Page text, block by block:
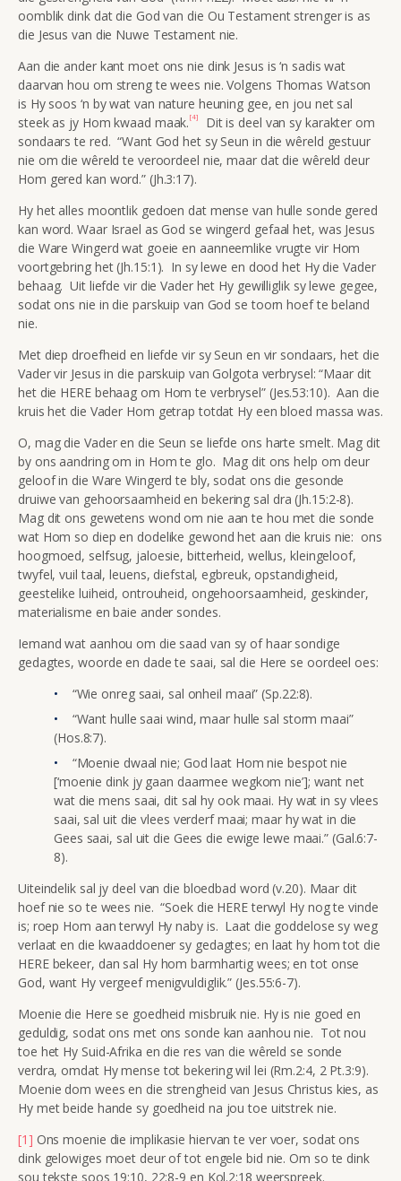
oomblik dink dat die God van die Ou Testament strenger is as
die Jesus van die Nuwe Testament nie.
Aan die ander kant moet ons nie dink Jesus is ‘n sadis wat
daarvan hou om streng te wees nie. Volgens Thomas Watson
is Hy soos ‘n by wat van nature heuning gee, en jou net sal
steek as jy Hom kwaad maak. [4]
Dit is deel van sy karakter om
sondaars te red. “Want God het sy Seun in die wêreld gestuur
nie om die wêreld te veroordeel nie, maar dat die wêreld deur
Hom gered kan word.” (Jh.3:17).
Hy het alles moontlik gedoen dat mense van hulle sonde gered
kan word. Waar Israel as God se wingerd gefaal het, was Jesus
die Ware Wingerd wat goeie en aanneemlike vrugte vir Hom
voortgebring het (Jh.15:1). In sy lewe en dood het Hy die Vader
behaag. Uit liefde vir die Vader het Hy gewilliglik sy lewe gegee,
sodat ons nie in die parskuip van God se toorn hoef te beland
nie.
Met diep droefheid en liefde vir sy Seun en vir sondaars, het die
Vader vir Jesus in die parskuip van Golgota verbrysel: “Maar dit
het die HERE behaag om Hom te verbrysel” (Jes.53:10). Aan die
kruis het die Vader Hom getrap totdat Hy een bloed massa was.
O, mag die Vader en die Seun se liefde ons harte smelt. Mag dit
by ons aandring om in Hom te glo. Mag dit ons help om deur
geloof in die Ware Wingerd te bly, sodat ons die gesonde
druiwe van gehoorsaamheid en bekering sal dra (Jh.15:2-8).
Mag dit ons gewetens wond om nie aan te hou met die sonde
wat Hom so diep en dodelike gewond het aan die kruis nie: ons
hoogmoed, selfsug, jaloesie, bitterheid, wellus, kleingeloof,
twyfel, vuil taal, leuens, diefstal, egbreuk, opstandigheid,
geestelike luiheid, ontrouheid, ongehoorsaamheid, geskinder,
materialisme en baie ander sondes.
Iemand wat aanhou om die saad van sy of haar sondige
gedagtes, woorde en dade te saai, sal die Here se oordeel oes:
“Wie onreg saai, sal onheil maai” (Sp.22:8).
“Want hulle saai wind, maar hulle sal storm maai”
(Hos.8:7).
“Moenie dwaal nie; God laat Hom nie bespot nie
[‘moenie dink jy gaan daarmee wegkom nie’]; want net
wat die mens saai, dit sal hy ook maai. Hy wat in sy vlees
saai, sal uit die vlees verderf maai; maar hy wat in die
Gees saai, sal uit die Gees die ewige lewe maai.” (Gal.6:7-
8).
Uiteindelik sal jy deel van die bloedbad word (v.20). Maar dit
hoef nie so te wees nie. “Soek die HERE terwyl Hy nog te vinde
is; roep Hom aan terwyl Hy naby is. Laat die goddelose sy weg
verlaat en die kwaaddoener sy gedagtes; en laat hy hom tot die
HERE bekeer, dan sal Hy hom barmhartig wees; en tot onse
God, want Hy vergeef menigvuldiglik.” (Jes.55:6-7).
Moenie die Here se goedheid misbruik nie. Hy is nie goed en
geduldig, sodat ons met ons sonde kan aanhou nie. Tot nou
toe het Hy Suid-Afrika en die res van die wêreld se sonde
verdra, omdat Hy mense tot bekering wil lei (Rm.2:4, 2 Pt.3:9).
Moenie dom wees en die strengheid van Jesus Christus kies, as
Hy met beide hande sy goedheid na jou toe uitstrek nie.
[1] Ons moenie die implikasie hiervan te ver voer, sodat ons
dink gelowiges moet deur of tot engele bid nie. Om so te dink
sou tekste soos 19:10, 22:8-9 en Kol.2:18 weerspreek.